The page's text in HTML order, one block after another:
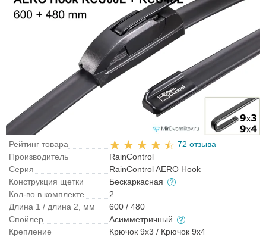
Рейтинг товара
72 отзыва
Производитель
RainControl
Серия
RainControl AERO Hook
Конструкция щетки
Бескаркасная
Кол-во в комплекте
2
Длина 1 / длина 2, мм
600 / 480
Спойлер
Асимметричный
Крепление
Крючок 9x3 / Крючок 9x4